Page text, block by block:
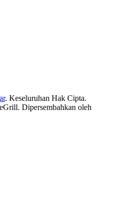
. Keseluruhan Hak Cipta.
Dipersembahkan oleh